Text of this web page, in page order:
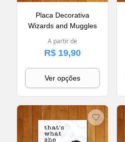
Placa Decorativa
Wizards and Muggles
A partir de
R$ 19,90
Ver opções